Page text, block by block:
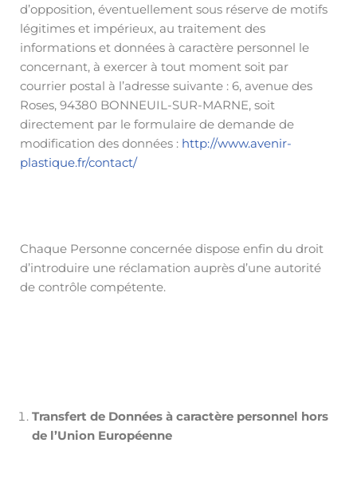
d’opposition, éventuellement sous réserve de motifs
légitimes et impérieux, au traitement des
informations et données à caractère personnel le
concernant, à exercer à tout moment soit par
courrier postal à l’adresse suivante : 6, avenue des
Roses, 94380 BONNEUIL-SUR-MARNE, soit
directement par le formulaire de demande de
modification des données : http://www.avenir-
plastique.fr/contact/
Chaque Personne concernée dispose enfin du droit
d’introduire une réclamation auprès d’une autorité
de contrôle compétente.
Transfert de Données à caractère personnel hors
de l’Union Européenne